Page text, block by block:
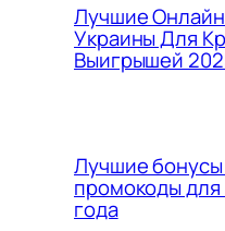
Лучшие
Украины Для
Выигрышей
Лучшие
промокоды для
года